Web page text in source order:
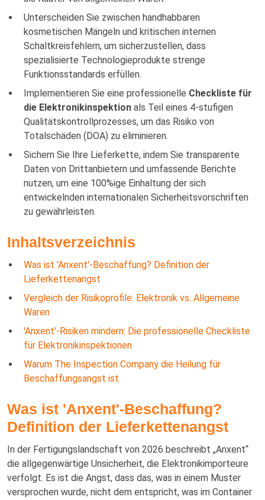
Unterscheiden Sie zwischen handhabbaren
kosmetischen Mängeln und kritischen internen
Schaltkreisfehlern, um sicherzustellen, dass
spezialisierte Technologieprodukte strenge
Funktionsstandards erfüllen.
Implementieren Sie eine professionelle Checkliste für
die Elektronikinspektion als Teil eines 4-stufigen
Qualitätskontrollprozesses, um das Risiko von
Totalschäden (DOA) zu eliminieren.
Sichern Sie Ihre Lieferkette, indem Sie transparente
Daten von Drittanbietern und umfassende Berichte
nutzen, um eine 100%ige Einhaltung der sich
entwickelnden internationalen Sicherheitsvorschriften
zu gewährleisten.
Inhaltsverzeichnis
Was ist 'Anxent'-Beschaffung? Definition der
Lieferkettenangst
Vergleich der Risikoprofile: Elektronik vs. Allgemeine
Waren
'Anxent'-Risiken mindern: Die professionelle Checkliste
für Elektronikinspektionen
Warum The Inspection Company die Heilung für
Beschaffungsangst ist
Was ist 'Anxent'-Beschaffung?
Definition der Lieferkettenangst
In der Fertigungslandschaft von 2026 beschreibt „Anxent“
die allgegenwärtige Unsicherheit, die Elektronikimporteure
verfolgt. Es ist die Angst, dass das, was in einem Muster
versprochen wurde, nicht dem entspricht, was im Container